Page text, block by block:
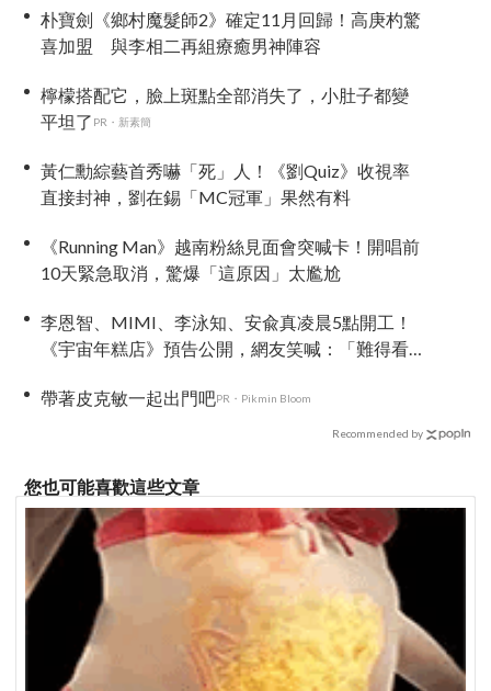
朴寶劍《鄉村魔髮師2》確定11月回歸！高庚杓驚
喜加盟 與李相二再組療癒男神陣容
檸檬搭配它，臉上斑點全部消失了，小肚子都變
平坦了 PR・新素簡
黃仁勳綜藝首秀嚇「死」人！《劉Quiz》收視率
直接封神，劉在錫「MC冠軍」果然有料
《Running Man》越南粉絲見面會突喊卡！開唱前
10天緊急取消，驚爆「這原因」太尷尬
李恩智、MIMI、李泳知、安兪真凌晨5點開工！
《宇宙年糕店》預告公開，網友笑喊：「難得看
帶著皮克敏一起出門吧PR・Pikmin Bloom
Recommended by
您也可能喜歡這些文章